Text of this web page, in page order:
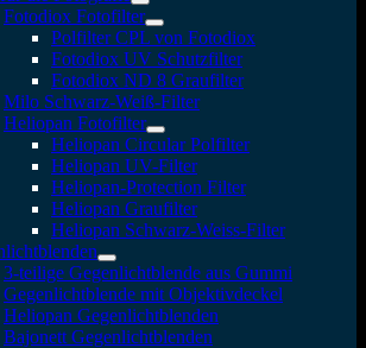
Fotodiox Fotofilter
Polfilter CPL von Fotodiox
Fotodiox UV Schutzfilter
Fotodiox ND 8 Graufilter
Milo Schwarz-Weiß-Filter
Heliopan Fotofilter
Heliopan Circular Polfilter
Heliopan UV-Filter
Heliopan-Protection Filter
Heliopan Graufilter
Heliopan Schwarz-Weiss-Filter
3-teilige Gegenlichtblende aus Gummi
Gegenlichtblende mit Objektivdeckel
Heliopan Gegenlichtblenden
Bajonett Gegenlichtblenden